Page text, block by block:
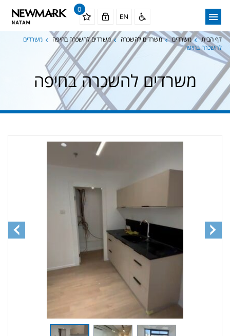
0
דף הבית משרדים משרדים להשכרה משרדים להשכרה בחיפה
משרדים
להשכרה בחיפה
משרדים להשכרה בחיפה